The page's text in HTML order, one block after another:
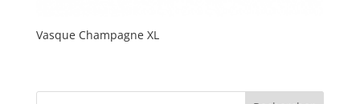
Vasque Champagne XL